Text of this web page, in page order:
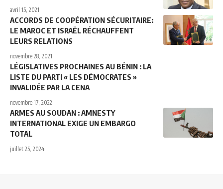
avril 15, 2021
ACCORDS DE COOPÉRATION SÉCURITAIRE:
LE MAROC ET ISRAËL RÉCHAUFFENT
LEURS RELATIONS
novembre 28, 2021
LÉGISLATIVES PROCHAINES AU BÉNIN : LA
LISTE DU PARTI « LES DÉMOCRATES »
INVALIDÉE PAR LA CENA
novembre 17, 2022
ARMES AU SOUDAN : AMNESTY
INTERNATIONAL EXIGE UN EMBARGO
TOTAL
juillet 25, 2024